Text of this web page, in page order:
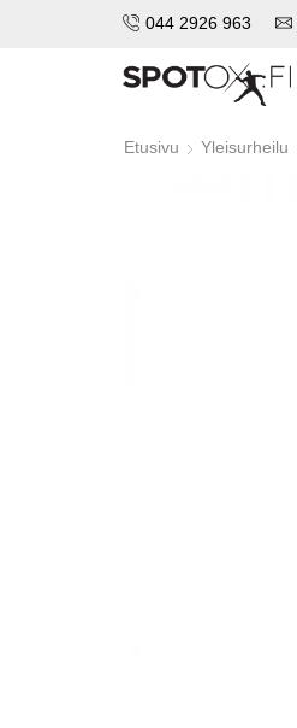
044 2926 963
Etusivu Yleisurheilu